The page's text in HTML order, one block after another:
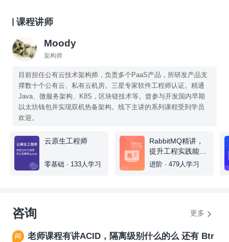
课程讲师
Moody
架构师
目前担任公有云技术架构师，负责多个PaaS产品，所研发产品支
撑数十个公有云、私有云机房。三星专家软件工程师认证。精通
Java、微服务架构、K8S，区块链技术等。曾参与开发国内早期
以太坊钱包并实现双机热备架构。线下主讲的系列课程受到学员
欢迎。
云原生工程师
零基础 · 133人学习
RabbitMQ精讲，
提升工程实践能
力，培养架构思维
进阶 · 479人学习
咨询 更多
老师课程有讲ACID，隔离级别什么的么 还有 Btr